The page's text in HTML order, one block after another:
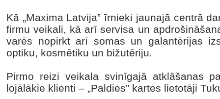
Kā „Maxima Latvija” īrnieki jaunajā centrā
firmu veikali, kā arī servisa un
varēs nopirkt arī somas un galantērijas
optiku, kosmētiku un bižutēriju.
Pirmo reizi veikala svinīgajā atklāšanas
lojālākie klienti – „Paldies” kartes lietotāji